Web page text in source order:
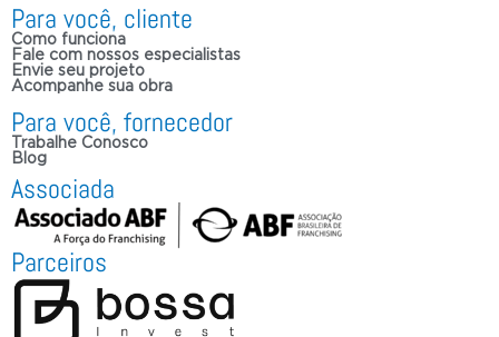
Para você, cliente
Como funciona
Fale com nossos especialistas
Envie seu projeto
Acompanhe sua obra
Para você, fornecedor
Trabalhe Conosco
Blog
Associada
Parceiros